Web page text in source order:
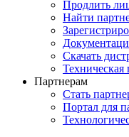
Продлить
Найти
Скачать
Техническая
Партнерам
Стать
Портал для